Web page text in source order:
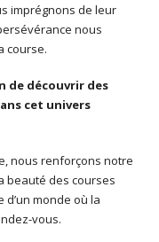
imprégnons de leur
nous
course.
de découvrir des
cet univers
nous renforçons notre
beauté des courses
monde où la
vous.